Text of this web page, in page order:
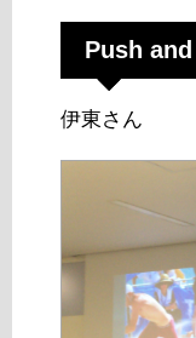
Push
伊東さん